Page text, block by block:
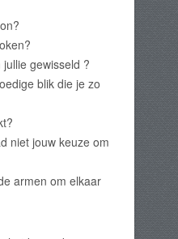
gewisseld ?
blik die je zo
niet jouw keuze om
armen om elkaar